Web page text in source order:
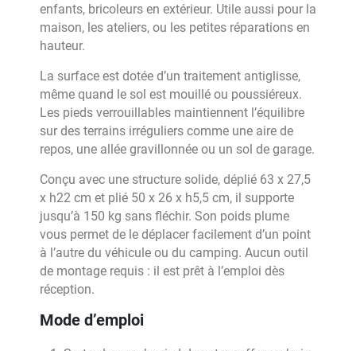
enfants, bricoleurs en extérieur. Utile aussi pour la
maison, les ateliers, ou les petites réparations en
hauteur.
La surface est dotée d’un traitement antiglisse,
même quand le sol est mouillé ou poussiéreux.
Les pieds verrouillables maintiennent l’équilibre
sur des terrains irréguliers comme une aire de
repos, une allée gravillonnée ou un sol de garage.
Conçu avec une structure solide, déplié 63 x 27,5
x h22 cm et plié 50 x 26 x h5,5 cm, il supporte
jusqu’à 150 kg sans fléchir. Son poids plume
vous permet de le déplacer facilement d’un point
à l’autre du véhicule ou du camping. Aucun outil
de montage requis : il est prêt à l’emploi dès
réception.
Mode d’emploi